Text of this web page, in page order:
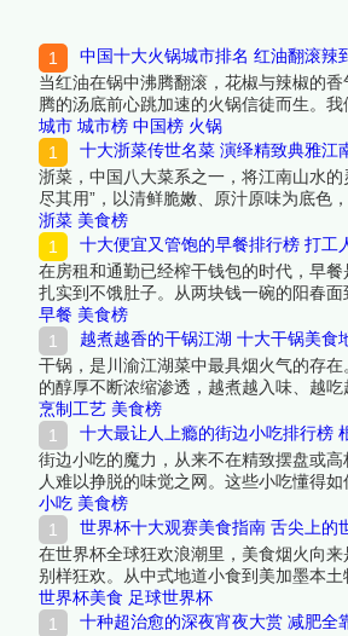
中国十大火锅城市排名 红油翻滚辣
当红油在锅中沸腾翻滚，花椒与辣椒的
腾的汤底前心跳加速的火锅信徒而生。
和无数种蘸料，将最普通的食材涮出了
北京铜锅的炭火温情，每一座城都在那
城市 城市榜 中国榜 火锅
十大浙菜传世名菜 演绎精致典雅江
浙菜，中国八大菜系之一，将江南山水
尽其用”，以清鲜脆嫩、原汁原味为底色
——苏东坡、宋高宗、乾隆帝的名字与这
浙菜 美食榜
十大便宜又管饱的早餐排行榜 打工
在房租和通勤已经榨干钱包的时代，早
扎实到不饿肚子。从两块钱一碗的阳春
它们藏在小区的铁栅栏外、地铁站的必
早餐 美食榜
越煮越香的干锅江湖 十大干锅美食
干锅，是川渝江湖菜中最具烟火气的存
的醇厚不断浓缩渗透，越煮越入味、越
的消耗方式。这份榜单精选十大干锅必
榜编辑一起来看看详细名单吧！
烹制工艺 美食榜
十大最让人上瘾的街边小吃排行榜
街边小吃的魔力，从来不在精致摆盘或
人难以挣脱的味觉之网。这些小吃懂得
击。明知是热量炸弹，却还是忍不住排
们。下面跟着榜中榜编辑一起来看看详细
小吃 美食榜
世界杯十大观赛美食指南 舌尖上的
在世界杯全球狂欢浪潮里，美食烟火向
别样狂欢。从中式地道小食到美加墨本
食详细榜单吧！
世界杯美食 足球世界杯
十种超治愈的深夜宵夜大赏 减肥全